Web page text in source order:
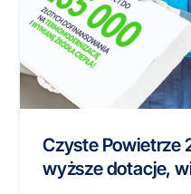
Czyste Powietrze
wyższe dotacje,